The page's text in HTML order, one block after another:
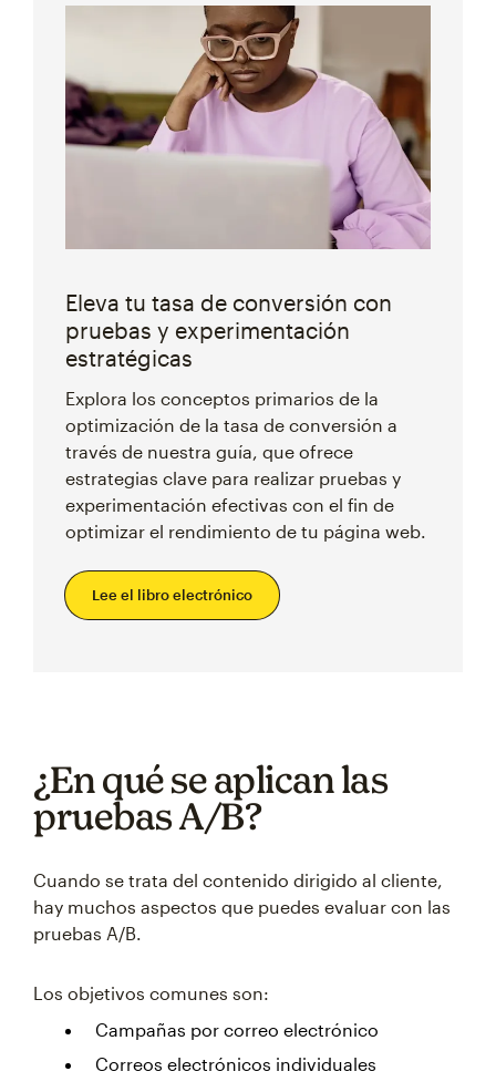
Eleva tu tasa de conversión con
pruebas y experimentación
estratégicas
Explora los conceptos primarios de la
optimización de la tasa de conversión a
través de nuestra guía, que ofrece
estrategias clave para realizar pruebas y
experimentación efectivas con el fin de
optimizar el rendimiento de tu página web.
Lee el libro electrónico
¿En qué se aplican las
pruebas A/B?
Cuando se trata del contenido dirigido al cliente,
hay muchos aspectos que puedes evaluar con las
pruebas A/B.
Los objetivos comunes son:
Campañas por correo electrónico
Correos electrónicos individuales